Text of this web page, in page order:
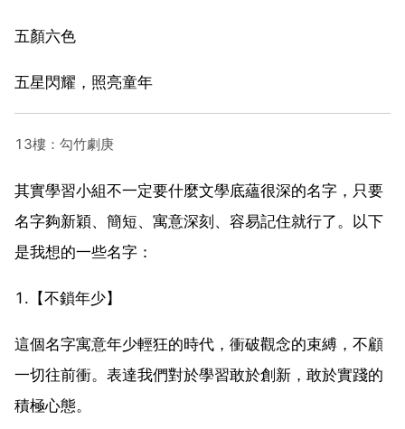
五顏六色
五星閃耀，照亮童年
13樓：勾竹劇庚
其實學習小組不一定要什麼文學底蘊很深的名字，只要
名字夠新穎、簡短、寓意深刻、容易記住就行了。以下
是我想的一些名字：
1.【不鎖年少】
這個名字寓意年少輕狂的時代，衝破觀念的束縛，不顧
一切往前衝。表達我們對於學習敢於創新，敢於實踐的
積極心態。